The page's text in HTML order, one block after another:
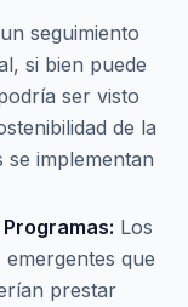
seguimiento
si bien puede
ser visto
de la
se implementan
Los
que
prestar